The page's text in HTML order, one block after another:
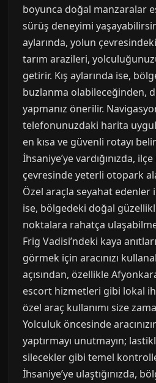
boyunca doğal manzaralar
sürüş deneyimi
aylarında, yolun
tarım arazileri,
getirir. Kış aylarında ise,
buzlanma olabileceğinden,
yapmanız önerilir.
telefonunuzdaki harita
en kısa ve güvenli rotayı
İhsaniye’ye vardığınızda,
çevresinde yeterli otopark
Özel araçla seyahat
ise, bölgedeki doğal
noktalara rahatça
Frig Vadisi’ndeki kaya
görmek için aracınızı
açısından, özellikle
escort hizmetleri gibi lokal
özel araç kullanımı size
Yolculuk öncesinde
yaptırmayı unutmayın;
silecekler gibi temel
İhsaniye’ye ulaştığınızda,